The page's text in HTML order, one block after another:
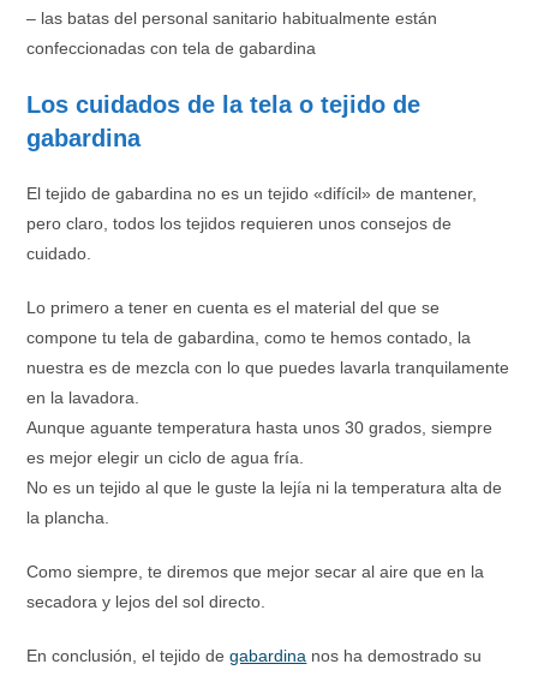
– las batas del personal sanitario habitualmente están
confeccionadas con tela de gabardina
Los cuidados de la tela o tejido de
gabardina
El tejido de gabardina no es un tejido «difícil» de mantener,
pero claro, todos los tejidos requieren unos consejos de
cuidado.
Lo primero a tener en cuenta es el material del que se
compone tu tela de gabardina, como te hemos contado, la
nuestra es de mezcla con lo que puedes lavarla tranquilamente
en la lavadora.
Aunque aguante temperatura hasta unos 30 grados, siempre
es mejor elegir un ciclo de agua fría.
No es un tejido al que le guste la lejía ni la temperatura alta de
la plancha.
Como siempre, te diremos que mejor secar al aire que en la
secadora y lejos del sol directo.
En conclusión, el tejido degabardina nos ha demostrado su